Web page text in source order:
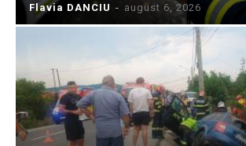
Flavia DANCIU - august 6, 2026